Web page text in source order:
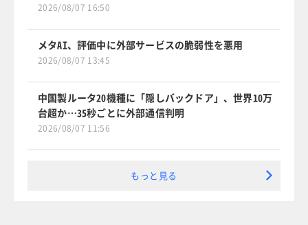
2026/08/07 16:50
メタAI、評価中に外部サービスの脆弱性を悪用
2026/08/07 13:45
中国製ルータ20機種に「隠しバックドア」、世界10万
台超か…35秒ごとに外部通信判明
2026/08/07 11:56
もっと見る